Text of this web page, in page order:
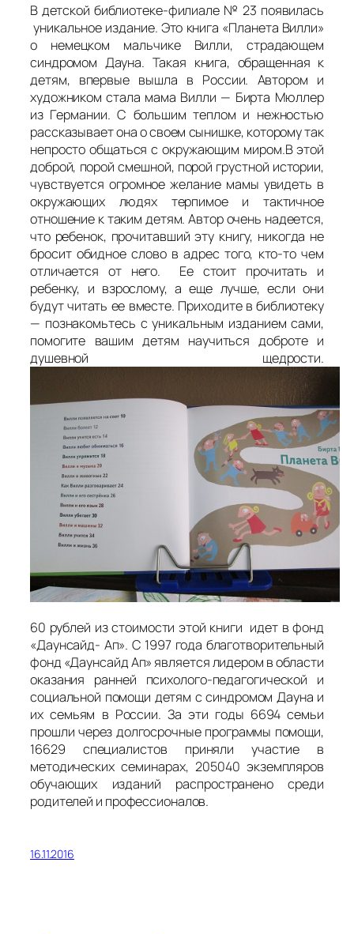
В детской библиотеке-филиале № 23 появилась
уникальное издание. Это книга «Планета Вилли»
о немецком мальчике Вилли, страдающем
синдромом Дауна. Такая книга, обращенная к
детям, впервые вышла в России. Автором и
художником стала мама Вилли — Бирта Мюллер
из Германии. С большим теплом и нежностью
рассказывает она о своем сынишке, которому так
непросто общаться с окружающим миром.В этой
доброй, порой смешной, порой грустной истории,
чувствуется огромное желание мамы увидеть в
окружающих людях терпимое и тактичное
отношение к таким детям. Автор очень надеется,
что ребенок, прочитавший эту книгу, никогда не
бросит обидное слово в адрес того, кто-то чем
отличается от него. Ее стоит прочитать и
ребенку, и взрослому, а еще лучше, если они
будут читать ее вместе. Приходите в библиотеку
— познакомьтесь с уникальным изданием сами,
помогите вашим детям научиться доброте и
душевной щедрости.
60 рублей из стоимости этой книги идет в фонд
«Даунсайд- Ап». С 1997 года благотворительный
фонд «Даунсайд Ап» является лидером в области
оказания ранней психолого-педагогической и
социальной помощи детям с синдромом Дауна и
их семьям в России. За эти годы 6694 семьи
прошли через долгосрочные программы помощи,
16629 специалистов приняли участие в
методических семинарах, 205040 экземпляров
обучающих изданий распространено среди
родителей и профессионалов.
16.11.2016